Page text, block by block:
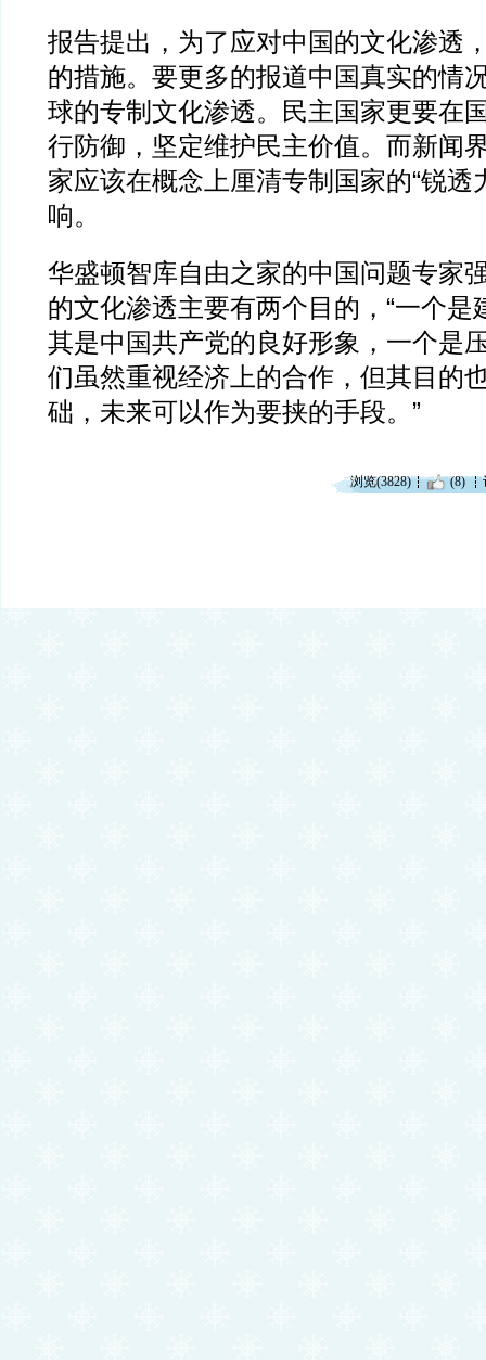
报告提出，为了应对中国的文化渗透
的措施。要更多的报道中国真实的情
球的专制文化渗透。民主国家更要在
行防御，坚定维护民主价值。而新闻
家应该在概念上厘清专制国家的“锐透
响。
华盛顿智库自由之家的中国问题专家
的文化渗透主要有两个目的，“一个是
其是中国共产党的良好形象，一个是
们虽然重视经济上的合作，但其目的
础，未来可以作为要挟的手段。”
浏览(3828) (8)